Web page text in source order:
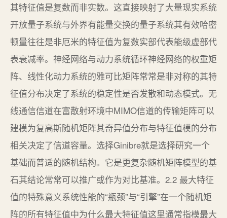
其特征值是复数而非实数。这直接映射了大量现实系统
开放量子系统与外界有能量交换的量子系统其有效哈密
顿量往往是非厄米的特征值为复数实部代表能级虚部代
表衰减率。神经网络与动力系统循环神经网络的权重矩
阵、线性化动力系统的雅可比矩阵常常是非对称的其特
征值分布决定了系统的稳定性是否发散和动态模式。无
线通信信道在富散射环境中MIMO信道的传输矩阵可以
建模为复高斯随机矩阵其奇异值分布与特征值模的分布
相关决定了信道容量。选择Ginibre就是选择研究一个
基础而普适的随机结构。它是更复杂随机矩阵模型的基
石其结论常常可以推广或作为对比基准。2.2 最大特征
值的特殊意义系统性能的“瓶颈”与“引擎”在一个随机矩
阵的所有特征值中为什么最大特征值这里通常指模最大